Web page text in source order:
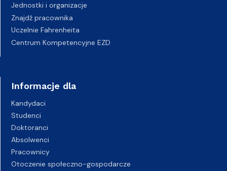
Jednostki i organizacje
Znajdź pracownika
Uczelnie Fahrenheita
Centrum Kompetencyjne EZD
Informacje dla
Kandydaci
Studenci
Doktoranci
Absolwenci
Pracownicy
Otoczenie społeczno-gospodarcze